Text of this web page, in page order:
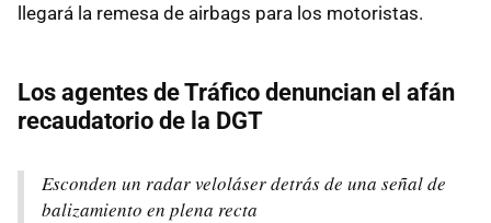
llegará la remesa de airbags para los motoristas.
Los agentes de Tráfico denuncian el afán
recaudatorio de la DGT
Esconden un radar veloláser detrás de una señal de
balizamiento en plena recta